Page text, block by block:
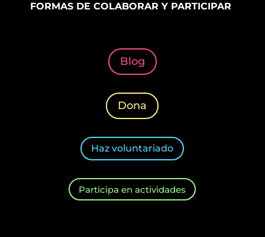
FORMAS DE COLABORAR Y PARTICIPAR
Blog
Dona
Haz voluntariado
Participa en actividades